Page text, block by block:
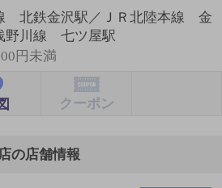
北鉄金沢駅／ＪＲ北陸本線 金
野川線 七ツ屋駅
円未満
クーポン
の店舗情報